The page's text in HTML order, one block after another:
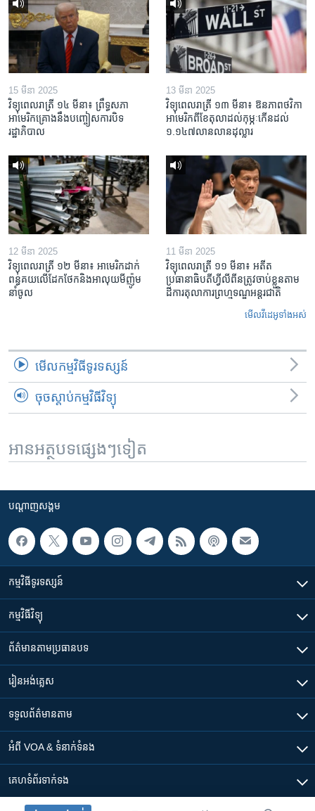
15 មីនា 2025
វិទ្យុពេលរាត្រី ១៤ មីនា៖ ព្រឹទ្ធសភា
អាមេរិកគ្រោងនឹងបញ្ចៀសការបិទ
រដ្ឋាភិបាល
13 មីនា 2025
វិទ្យុពេលរាត្រី ១៣ មីនា៖ ឱនភាព​ថវិកា​
អាមេរិក​ពី​ខែ​តុលា​ដល់​កុម្ភៈ​កើន​ដល់​
១.១៤៧​លានលាន​ដុល្លារ
12 មីនា 2025
វិទ្យុពេលរាត្រី ១២ មីនា៖ អាមេរិក​ដាក់​
ពន្ធគយ​លើ​ដែកថែក​និង​អាលុយ​មីញ៉ូម​
នាំចូល
11 មីនា 2025
វិទ្យុពេលរាត្រី ១១ មីនា៖ អតីត​
ប្រធានាធិបតីហ្វីលីពីន​ត្រូវ​ចាប់ខ្លួនតាម
ដីការ​តុលាការ​ព្រហ្មទណ្ឌ​អន្តរជាតិ
មើល​វីដេអូ​ទាំង​អស់
មើល​កម្មវិធី​ទូរទស្សន៍
ចុចស្តាប់កម្មវិធីវិទ្យុ
អានអត្ថបទផ្សេងៗទៀត
បណ្តាញ​សង្គម
កម្មវិធី​ទូរទស្សន៍
កម្មវិធី​វិទ្យុ
ព័ត៌មាន​តាមប្រធានបទ​
រៀន​​អង់គ្លេស
ទទួល​ព័ត៌មាន​តាម
អំពី​ VOA & ទំនាក់ទំនង
គេហទំព័រ​​ទាក់ទង